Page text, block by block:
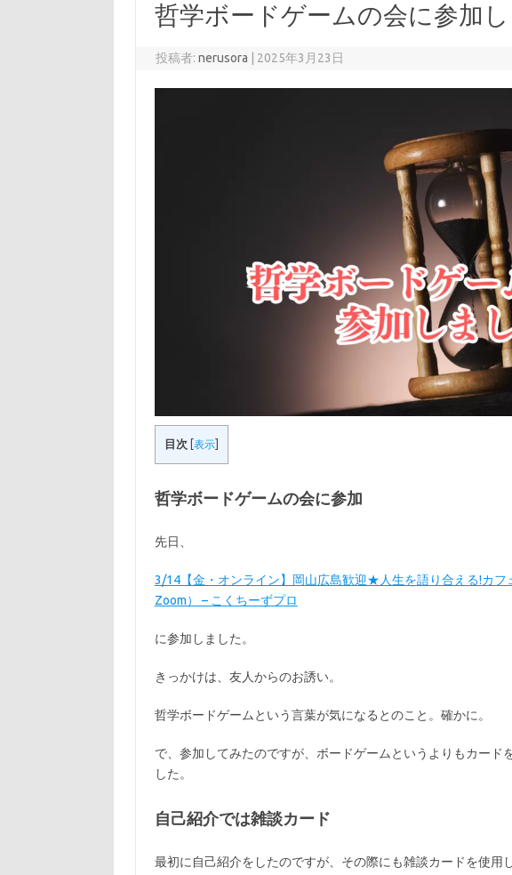
哲学ボードゲームの会に参加し
投稿者:nerusora 2025年3月23日
目次 [表示]
哲学ボードゲームの会に参加
先日、
3/14【金・オンライン】岡山広島歓迎★人生を語り合える!カフ
Zoom） – こくちーずプロ
に参加しました。
きっかけは、友人からのお誘い。
哲学ボードゲームという言葉が気になるとのこと。確かに。
で、参加してみたのですが、ボードゲームというよりもカード
した。
自己紹介では雑談カード
最初に自己紹介をしたのですが、その際にも雑談カードを使用